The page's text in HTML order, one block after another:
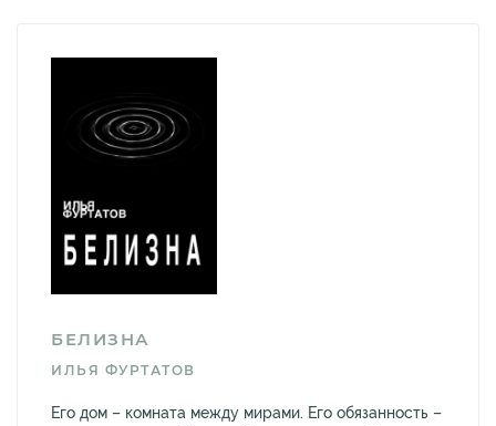
БЕЛИЗНА
ИЛЬЯ ФУРТАТОВ
Его дом – комната между мирами. Его обязанность –